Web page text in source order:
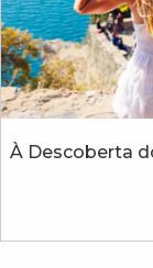
À Descoberta